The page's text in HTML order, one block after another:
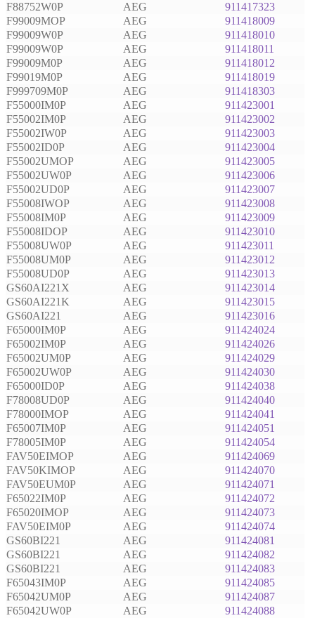
F88752W0P
AEG
911417323
F99009MOP
AEG
911418009
F99009W0P
AEG
911418010
F99009W0P
AEG
911418011
F99009M0P
AEG
911418012
F99019M0P
AEG
911418019
F999709M0P
AEG
911418303
F55000IM0P
AEG
911423001
F55002IM0P
AEG
911423002
F55002IW0P
AEG
911423003
F55002ID0P
AEG
911423004
F55002UMOP
AEG
911423005
F55002UW0P
AEG
911423006
F55002UD0P
AEG
911423007
F55008IWOP
AEG
911423008
F55008IM0P
AEG
911423009
F55008IDOP
AEG
911423010
F55008UW0P
AEG
911423011
F55008UM0P
AEG
911423012
F55008UD0P
AEG
911423013
GS60AI221X
AEG
911423014
GS60AI221K
AEG
911423015
GS60AI221
AEG
911423016
F65000IM0P
AEG
911424024
F65002IM0P
AEG
911424026
F65002UM0P
AEG
911424029
F65002UW0P
AEG
911424030
F65000ID0P
AEG
911424038
F78008UD0P
AEG
911424040
F78000IMOP
AEG
911424041
F65007IM0P
AEG
911424051
F78005IM0P
AEG
911424054
FAV50EIMOP
AEG
911424069
FAV50KIMOP
AEG
911424070
FAV50EUM0P
AEG
911424071
F65022IM0P
AEG
911424072
F65020IMOP
AEG
911424073
FAV50EIM0P
AEG
911424074
GS60BI221
AEG
911424081
GS60BI221
AEG
911424082
GS60BI221
AEG
911424083
F65043IM0P
AEG
911424085
F65042UM0P
AEG
911424087
F65042UW0P
AEG
911424088